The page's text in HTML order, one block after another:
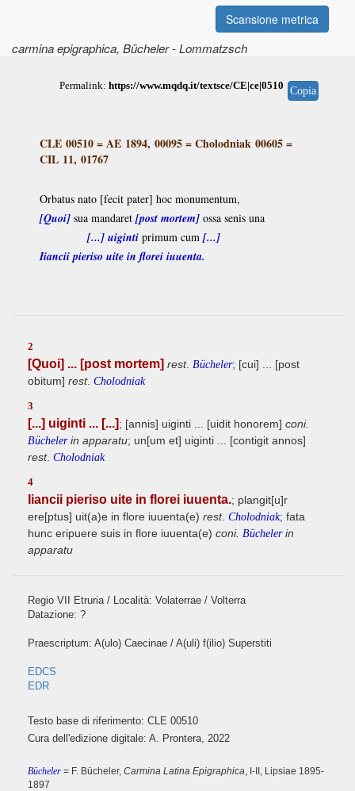
Scansione metrica
carmina epigraphica, Bücheler - Lommatzsch
Permalink: https://www.mqdq.it/textsce/CE|ce|0510 Copia
CLE 00510=AE 1894, 00095=Cholodniak 00605=
CIL 11, 01767
Orbatus nato [fecit pater] hoc monumentum,
[Quoi] sua mandaret [post mortem] ossa senis una
[...] uiginti primum cum [...]
Iiancii pieriso uite in florei iuuenta.
2
[Quoi] ... [post mortem] rest. Bücheler; [cui] ... [post
obitum] rest. Cholodniak
3
[...] uiginti ... [...]; [annis] uiginti ... [uidit honorem] coni.
Büchelerin apparatu; un[um et] uiginti ... [contigit annos]
rest. Cholodniak
4
Iiancii pieriso uite in florei iuuenta.; plangit[u]r
ere[ptus] uit(a)e in flore iuuenta(e) rest. Cholodniak; fata
hunc eripuere suis in flore iuuenta(e) coni. Büchelerin
apparatu
Regio VII Etruria / Località: Volaterrae / Volterra
Datazione: ?
Praescriptum: A(ulo) Caecinae / A(uli) f(ilio) Superstiti
EDCS
EDR
Testo base di riferimento: CLE 00510
Cura dell'edizione digitale: A. Prontera, 2022
Bücheler = F. Bücheler, Carmina Latina Epigraphica, I-II, Lipsiae 1895-
1897